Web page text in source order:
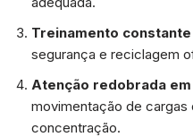
Treinamento constante
segurança e reciclagem
Atenção redobrada
movimentação de cargas
concentração.